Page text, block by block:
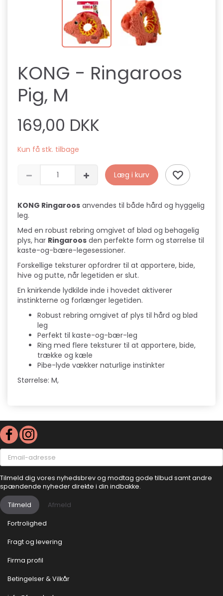
KONG - Ringaroos
Pig, M
169,00 DKK
Kun få stk. tilbage
Læg i kurv
KONG Ringaroos anvendes til både hård og hyggelig
leg.
Med en robust rebring omgivet af blød og behagelig
plys, har Ringaroos den perfekte form og størrelse til
kaste-og-bære-legesessioner.
Forskellige teksturer opfordrer til at apportere, bide,
hive og putte, når legetiden er slut.
En knirkende lydkilde inde i hovedet aktiverer
instinkterne og forlænger legetiden.
Robust rebring omgivet af plys til hård og blød
leg
Perfekt til kaste-og-bær-leg
Ring med flere teksturer til at apportere, bide,
trække og kæle
Pibe-lyde vækker naturlige instinkter
Størrelse: M,
Email-
adresse
Tilmeld dig vores nyhedsbrev og modtag gode tilbud samt andre
spændende nyheder direkte i din indbakke.
Tilmeld Afmeld
Fortrolighed
Fragt og levering
Firma profil
Betingelser & Vilkår